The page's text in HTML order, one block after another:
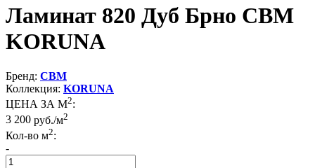
Ламинат 820 Дуб Брно CBM
KORUNA
Бренд: CBM
Коллекция: KORUNA
ЦЕНА ЗА М2:
3 200 руб./м2
Кол-во м2:
-